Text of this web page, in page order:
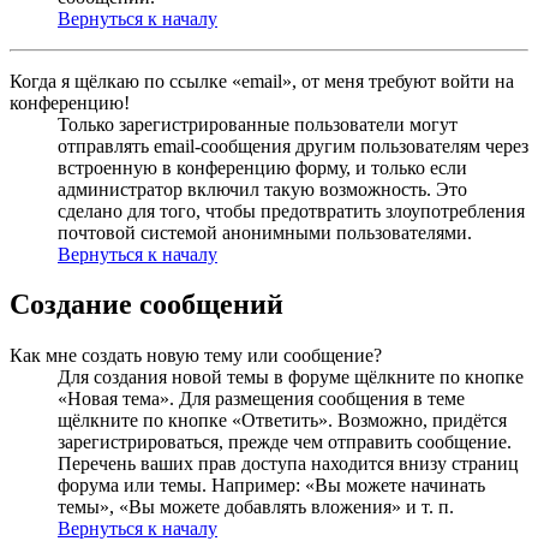
Вернуться к началу
Когда я щёлкаю по ссылке «email», от меня требуют войти на
конференцию!
Только зарегистрированные пользователи могут
отправлять email-сообщения другим пользователям через
встроенную в конференцию форму, и только если
администратор включил такую возможность. Это
сделано для того, чтобы предотвратить злоупотребления
почтовой системой анонимными пользователями.
Вернуться к началу
Создание сообщений
Как мне создать новую тему или сообщение?
Для создания новой темы в форуме щёлкните по кнопке
«Новая тема». Для размещения сообщения в теме
щёлкните по кнопке «Ответить». Возможно, придётся
зарегистрироваться, прежде чем отправить сообщение.
Перечень ваших прав доступа находится внизу страниц
форума или темы. Например: «Вы можете начинать
темы», «Вы можете добавлять вложения» и т. п.
Вернуться к началу